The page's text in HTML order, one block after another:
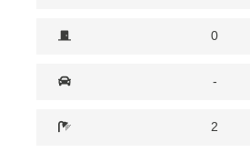
0
-
2